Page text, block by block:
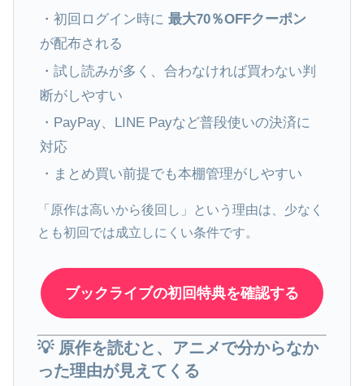
・初回ログイン時に最大70％OFFクーポン
が配布される
・試し読みが多く、合わなければ買わない判
断がしやすい
・PayPay、LINE Payなど普段使いの決済に
対応
・まとめ買い前提でも本棚管理がしやすい
「原作は高いから後回し」という理由は、少なく
とも初回では成立しにくい条件です。
ブックライブの初回特典を確認する
💡 原作を読むと、アニメで分からなか
った理由が見えてくる